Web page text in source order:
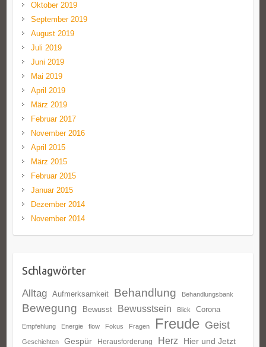
Oktober 2019
September 2019
August 2019
Juli 2019
Juni 2019
Mai 2019
April 2019
März 2019
Februar 2017
November 2016
April 2015
März 2015
Februar 2015
Januar 2015
Dezember 2014
November 2014
Schlagwörter
Alltag Aufmerksamkeit Behandlung Behandlungsbank
Bewegung Bewusst Bewusstsein Blick Corona
Empfehlung Energie flow Fokus Fragen Freude Geist
Geschichten Gespür Herausforderung Herz Hier und Jetzt